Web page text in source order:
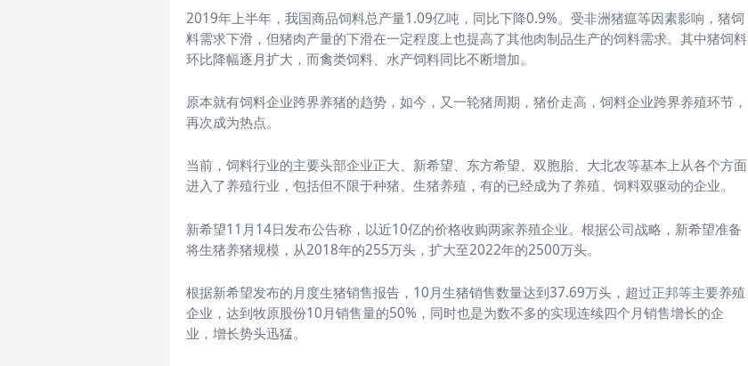
2019年上半年，我国商品饲料总产量1.09亿吨，同比下降0.9%。受非洲猪瘟等因素影响，猪饲
料需求下滑，但猪肉产量的下滑在一定程度上也提高了其他肉制品生产的饲料需求。其中猪饲料
环比降幅逐月扩大，而禽类饲料、水产饲料同比不断增加。
原本就有饲料企业跨界养猪的趋势，如今，又一轮猪周期，猪价走高，饲料企业跨界养殖环节，
再次成为热点。
当前，饲料行业的主要头部企业正大、新希望、东方希望、双胞胎、大北农等基本上从各个方面
进入了养殖行业，包括但不限于种猪、生猪养殖，有的已经成为了养殖、饲料双驱动的企业。
新希望11月14日发布公告称，以近10亿的价格收购两家养殖企业。根据公司战略，新希望准备
将生猪养猪规模，从2018年的255万头，扩大至2022年的2500万头。
根据新希望发布的月度生猪销售报告，10月生猪销售数量达到37.69万头，超过正邦等主要养殖
企业，达到牧原股份10月销售量的50%，同时也是为数不多的实现连续四个月销售增长的企
业，增长势头迅猛。